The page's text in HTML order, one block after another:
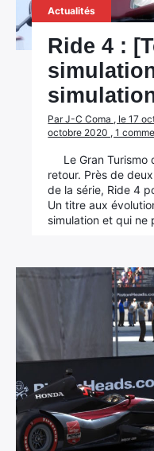
Actualités
Ride 4 :
Par J-C Coma , le 17
octobre 2020 , 1
Le Gran
retour. Près de
de la série, Ride 4
Un titre aux
simulation et qui ne